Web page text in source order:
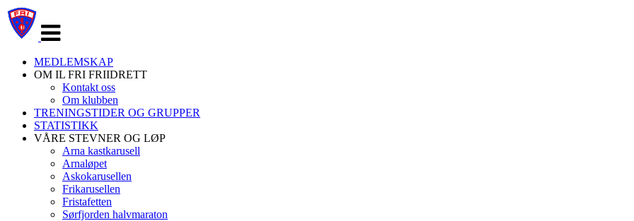
navigasjon
MEDLEMSKAP
OM IL FRI FRIIDRETT
Kontakt oss
Om klubben
TRENINGSTIDER OG GRUPPER
STATISTIKK
VÅRE STEVNER OG LØP
Arna kastkarusell
Arnaløpet
Askokarusellen
Frikarusellen
Fristafetten
Sørfjorden halvmaraton